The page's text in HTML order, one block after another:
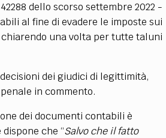
dello scorso settembre 2022 -
al fine di evadere le imposte sui
una volta per tutte taluni
dei giudici di legittimità,
in commento.
dei documenti contabili è
che “Salvo che il fatto